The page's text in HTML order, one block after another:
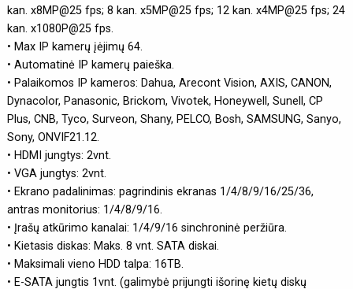
kan. x8MP@25 fps; 8 kan. x5MP@25 fps; 12 kan. x4MP@25 fps; 24
kan. x1080P@25 fps.
• Max IP kamerų įėjimų 64.
• Automatinė IP kamerų paieška.
• Palaikomos IP kameros: Dahua, Arecont Vision, AXIS, CANON,
Dynacolor, Panasonic, Brickom, Vivotek, Honeywell, Sunell, CP
Plus, CNB, Tyco, Surveon, Shany, PELCO, Bosh, SAMSUNG, Sanyo,
Sony, ONVIF21.12.
• HDMI jungtys: 2vnt.
• VGA jungtys: 2vnt.
• Ekrano padalinimas: pagrindinis ekranas 1/4/8/9/16/25/36,
antras monitorius: 1/4/8/9/16.
• Įrašų atkūrimo kanalai: 1/4/9/16 sinchroninė peržiūra.
• Kietasis diskas: Maks. 8 vnt. SATA diskai.
• Maksimali vieno HDD talpa: 16TB.
• E-SATA jungtis 1vnt. (galimybė prijungti išorinę kietų diskų